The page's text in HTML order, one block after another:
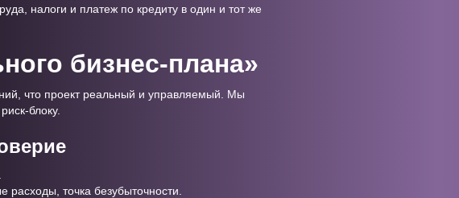
налоги и платеж по кредиту в один и тот же
бизнес-плана»
что проект реальный и управляемый. Мы
блоку.
точка безубыточности.